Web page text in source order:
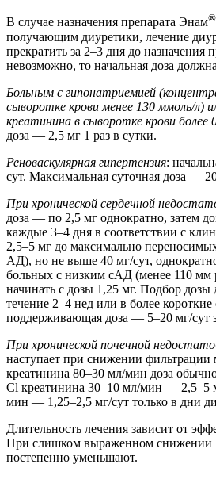
В случае назначения препарата Энам®
получающим диуретики, лечение
прекратить за 2–3 дня до назначения
невозможно, то начальная доза
Больным с гипонатриемией
сыворотке крови менее 130 ммоль/л)
креатинина в сыворотке крови более
доза — 2,5 мг 1 раз в сутки.
Реноваскулярная гипертензия:
сут. Максимальная суточная доза —
При хронической сердечной
доза — по 2,5 мг однократно, затем
каждые 3–4 дня в соответствии с
2,5–5 мг до максимально
АД), но не выше 40 мг/сут,
больных с низким сАД (менее 110 мм
начинать с дозы 1,25 мг. Подбор дозы
течение 2–4 нед или в более
поддерживающая доза — 5–20 мг/сут
При хронической почечной
наступает при снижении
креатинина 80–30 мл/мин доза обычно
Cl креатинина 30–10 мл/мин — 2,5–5
мин — 1,25–2,5 мг/сут только в дни
Длительность лечения зависит от
При слишком выраженном снижении
постепенно уменьшают.